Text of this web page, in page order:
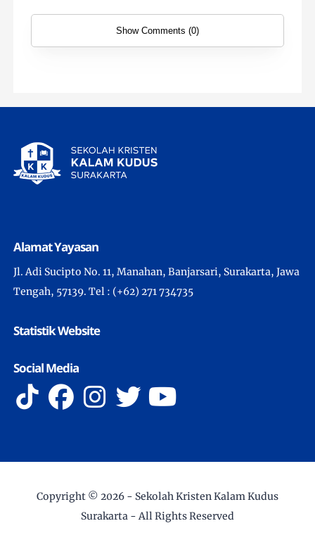
Show Comments (0)
Alamat Yayasan
Jl. Adi Sucipto No. 11, Manahan, Banjarsari, Surakarta, Jawa
Tengah, 57139. Tel : (+62) 271 734735
Statistik Website
Social Media
Copyright © 2026 - Sekolah Kristen Kalam Kudus
Surakarta - All Rights Reserved